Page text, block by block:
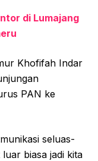
di Lumajang
Khofifah Indar
PAN ke
seluas-
biasa jadi kita